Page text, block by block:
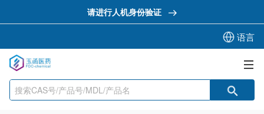
请进行人机身份验证
语言